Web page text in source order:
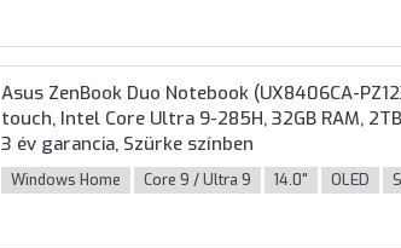
Asus ZenBook Duo Notebook (UX8406CA-
touch, Intel Core Ultra 9-285H, 32GB RAM,
3 év garancia, Szürke színben
Windows Home Core 9 / Ultra 9 14.0" OLED